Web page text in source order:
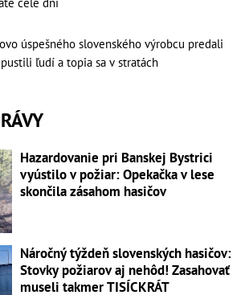
úspešného slovenského výrobcu predali
ľudí a topia sa v stratách
Hazardovanie pri Banskej Bystrici
vyústilo v požiar: Opekačka v lese
skončila zásahom hasičov
Náročný týždeň slovenských hasičov:
Stovky požiarov aj nehôd! Zasahovať
museli takmer TISÍCKRÁT